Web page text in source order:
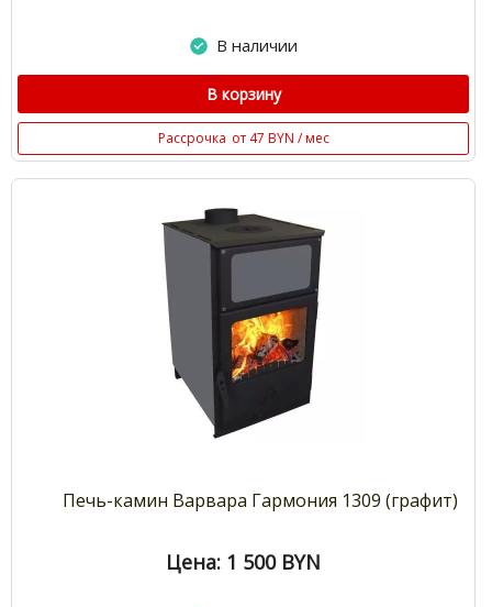
В наличии
В корзину
Рассрочка от 47 BYN / мес
Печь-камин Варвара Гармония 1309 (графит)
Цена: 1 500 BYN